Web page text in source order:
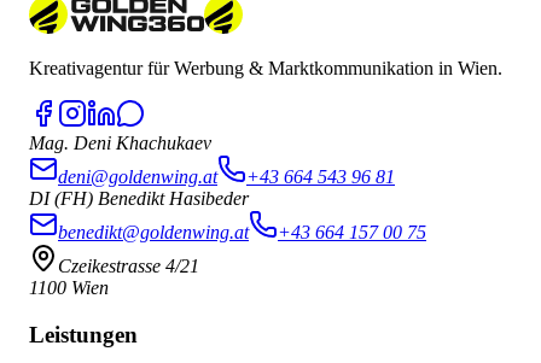
Kreativagentur für Werbung & Marktkommunikation in Wien.
Mag. Deni Khachukaev
deni@goldenwing.at
+43 664 543 96 81
DI (FH) Benedikt Hasibeder
benedikt@goldenwing.at
+43 664 157 00 75
Czeikestrasse 4/21
1100 Wien
Leistungen